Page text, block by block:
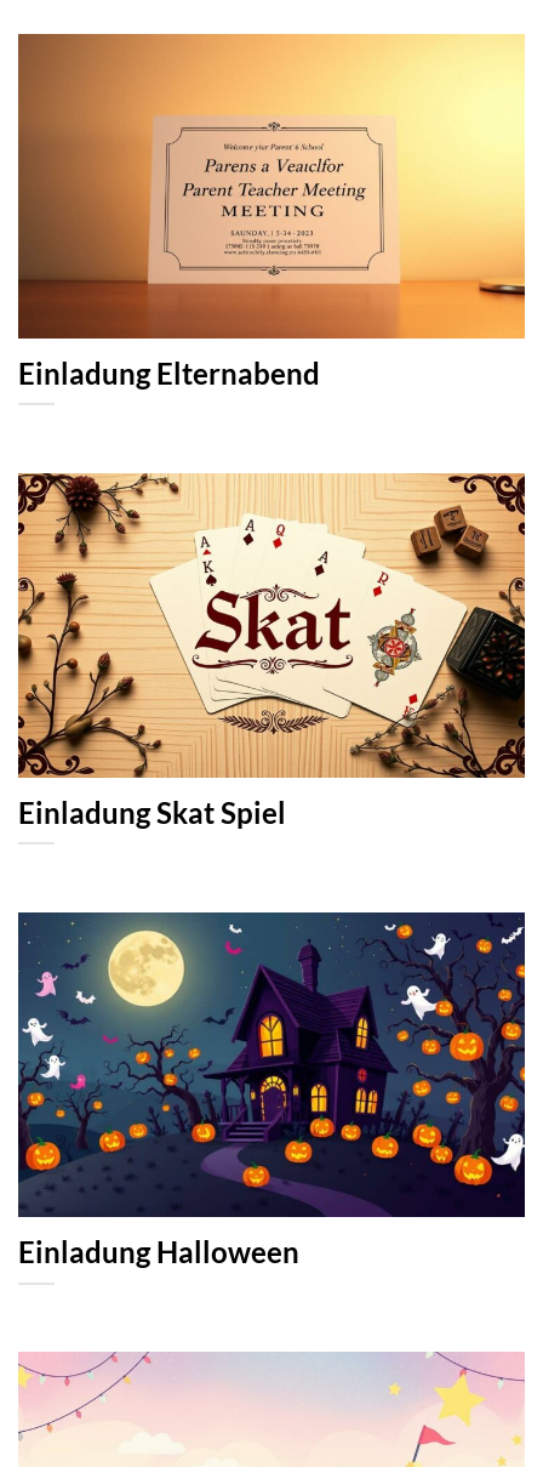
Einladung Elternabend
Einladung Skat Spiel
Einladung Halloween